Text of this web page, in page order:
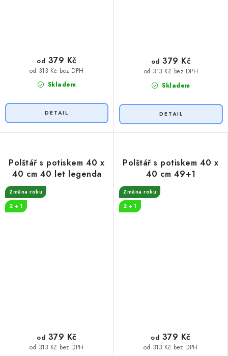
Skladem
od 313 Kč bez DPH
od 379 Kč
Skladem
od 313 Kč bez DPH
od 379 Kč
Polštář s potiskem 40 x
40 cm 40 let legenda
Změna roku
2 + 1
od 313 Kč bez DPH
od 379 Kč
Polštář s potiskem 40 x
40 cm 49+1
Změna roku
2 + 1
od 313 Kč bez DPH
od 379 Kč